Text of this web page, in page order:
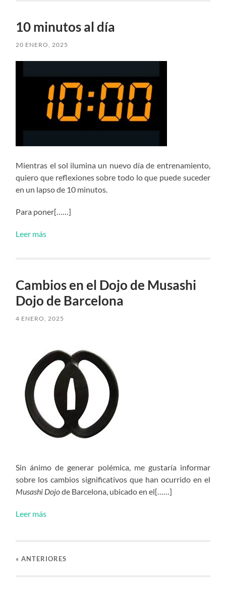
10 minutos al día
20 ENERO, 2025
Mientras el sol ilumina un nuevo día de entrenamiento,
quiero que reflexiones sobre todo lo que puede suceder
en un lapso de 10 minutos.
Para poner[……]
Leer más
Cambios en el Dojo de Musashi
Dojo de Barcelona
4 ENERO, 2025
Sin ánimo de generar polémica, me gustaría informar
sobre los cambios significativos que han ocurrido en el
Musashi Dojode Barcelona, ubicado en el[……]
Leer más
«ANTERIORES